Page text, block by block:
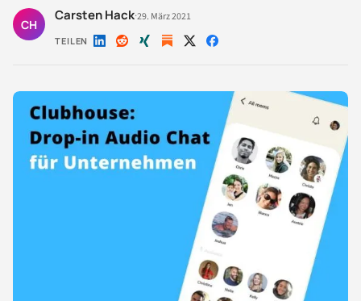
CH
Carsten Hack·29. März 2021
TEILEN Auf Auf Auf Auf Auf